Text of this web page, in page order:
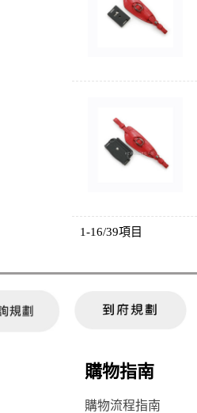
1-16/39項目
購物指南
購物流程指南